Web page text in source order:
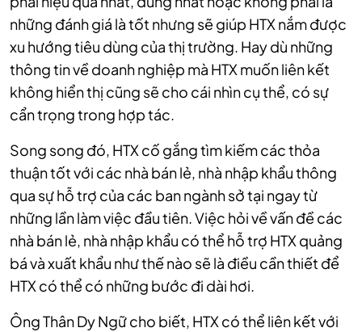
những đánh giá là tốt nhưng sẽ giúp HTX nắm được
xu hướng tiêu dùng của thị trường. Hay dù những
thông tin về doanh nghiệp mà HTX muốn liên kết
không hiển thị cũng sẽ cho cái nhìn cụ thể, có sự
cẩn trọng trong hợp tác.
Song song đó, HTX cố gắng tìm kiếm các thỏa
thuận tốt với các nhà bán lẻ, nhà nhập khẩu thông
qua sự hỗ trợ của các ban ngành sở tại ngay từ
những lần làm việc đầu tiên. Việc hỏi về vấn đề các
nhà bán lẻ, nhà nhập khẩu có thể hỗ trợ HTX quảng
bá và xuất khẩu như thế nào sẽ là điều cần thiết để
HTX có thể có những bước đi dài hơi.
Ông Thân Dy Ngữ cho biết, HTX có thể liên kết với